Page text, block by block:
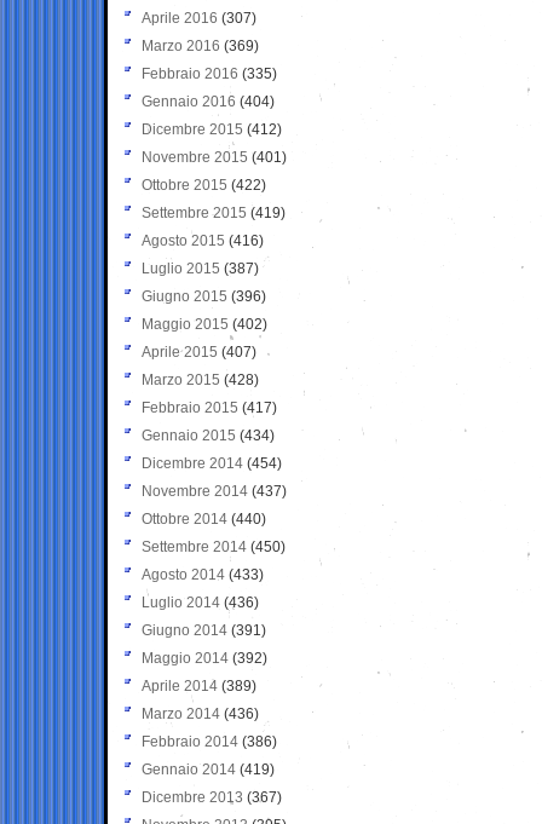
Aprile 2016 (307)
Marzo 2016 (369)
Febbraio 2016 (335)
Gennaio 2016 (404)
Dicembre 2015 (412)
Novembre 2015 (401)
Ottobre 2015 (422)
Settembre 2015 (419)
Agosto 2015 (416)
Luglio 2015 (387)
Giugno 2015 (396)
Maggio 2015 (402)
Aprile 2015 (407)
Marzo 2015 (428)
Febbraio 2015 (417)
Gennaio 2015 (434)
Dicembre 2014 (454)
Novembre 2014 (437)
Ottobre 2014 (440)
Settembre 2014 (450)
Agosto 2014 (433)
Luglio 2014 (436)
Giugno 2014 (391)
Maggio 2014 (392)
Aprile 2014 (389)
Marzo 2014 (436)
Febbraio 2014 (386)
Gennaio 2014 (419)
Dicembre 2013 (367)